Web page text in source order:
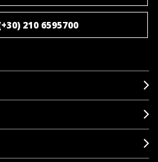
210 6595700